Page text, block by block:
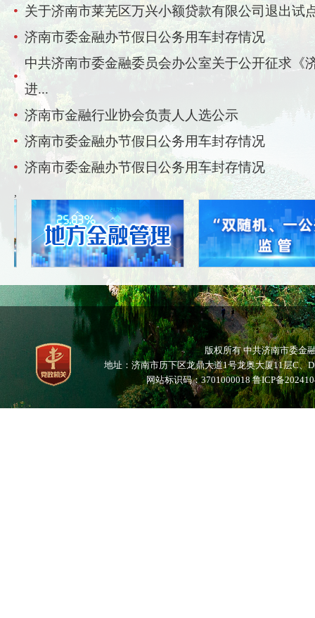
关于济南市莱芜区万兴小额贷款有限公司退出试
济南市委金融办节假日公务用车封存情况
中共济南市委金融委员会办公室关于公开征求《
进...
济南市金融行业协会负责人人选公示
济南市委金融办节假日公务用车封存情况
济南市委金融办节假日公务用车封存情况
,
版权所有 中共济南市委
地址：济南市历下区龙鼎大道1号龙奥大厦11层C、
网站标识码：3701000018鲁ICP备